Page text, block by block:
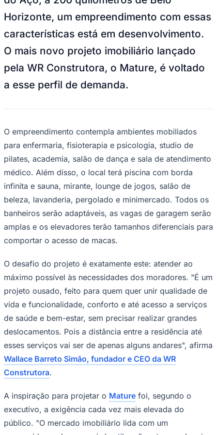
NBA
Fórmula 1
UFC
Tênis (ATP)
MLB
NHL
Atletismo
Vôlei
NBB
Paulistão
Copa do Brasil
Libertadores
Sul-Americana
Copa América
Champions League
Premier League
Bundesliga
Mundial 2026
Times - Ir direto
Horizonte, um empreendimento com essas
características está em desenvolvimento.
O mais novo projeto imobiliário lançado
pela WR Construtora, o Mature, é voltado
a esse perfil de demanda.
O empreendimento contempla ambientes mobiliados
para enfermaria, fisioterapia e psicologia, studio de
pilates, academia, salão de dança e sala de atendimento
médico. Além disso, o local terá piscina com borda
infinita e sauna, mirante, lounge de jogos, salão de
beleza, lavanderia, pergolado e minimercado. Todos os
banheiros serão adaptáveis, as vagas de garagem serão
amplas e os elevadores terão tamanhos diferenciais para
comportar o acesso de macas.
O desafio do projeto é exatamente este: atender ao
máximo possível às necessidades dos moradores. "É um
projeto ousado, feito para quem quer unir qualidade de
vida e funcionalidade, conforto e até acesso a serviços
de saúde e bem-estar, sem precisar realizar grandes
deslocamentos. Pois a distância entre a residência até
esses serviços vai ser de apenas alguns andares", afirma
Wallace Barreto Simão, fundador e CEO da WR
Construtora.
A inspiração para projetar o Mature foi, segundo o
executivo, a exigência cada vez mais elevada do
público. "O mercado imobiliário lida com um